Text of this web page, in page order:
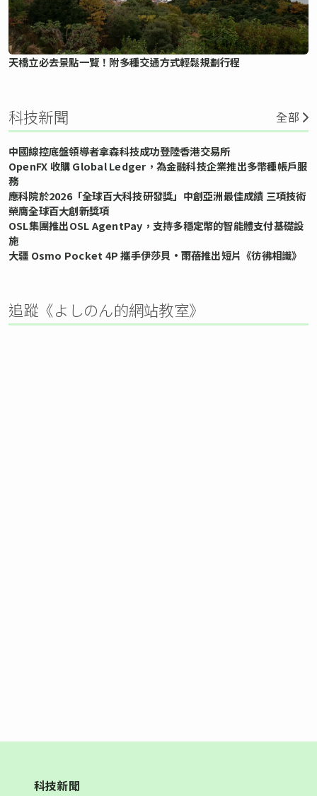
天橋立必去景點一覽！附多種交通方式輕鬆規劃行程
科技新聞 全部
中國線控底盤領導者拿森科技成功登陸香港交易所
OpenFX 收購 Global Ledger，為金融科技企業推出多幣種帳戶服
務
應科院於2026「全球百大科技研發獎」中創亞洲最佳成績 三項技術
榮膺全球百大創新獎項
OSL集團推出OSL AgentPay，支持多穩定幣的智能體支付基礎設
施
大疆 Osmo Pocket 4P 攜手伊莎貝•雨蓓推出短片《彷彿相識》
追蹤《よしのん的網站教室》
科技新聞